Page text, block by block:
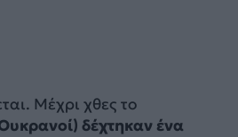
Μέχρι χθες το
δέχτηκαν ένα